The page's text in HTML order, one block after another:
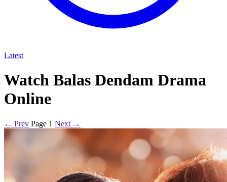
Latest
Watch Balas Dendam Drama
Online
← Prev Page 1 Next →